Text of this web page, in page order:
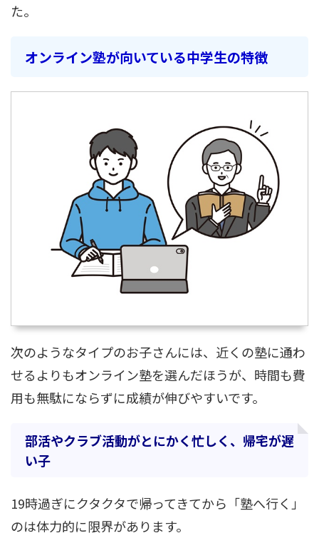
た。
オンライン塾が向いている中学生の特徴
次のようなタイプのお子さんには、近くの塾に通わ
せるよりもオンライン塾を選んだほうが、時間も費
用も無駄にならずに成績が伸びやすいです。
部活やクラブ活動がとにかく忙しく、帰宅が遅
い子
19時過ぎにクタクタで帰ってきてから「塾へ行く」
のは体力的に限界があります。